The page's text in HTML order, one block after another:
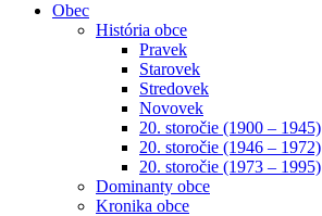
Obec
História obce
Pravek
Starovek
Stredovek
Novovek
20. storočie (1900 – 1945)
20. storočie (1946 – 1972)
20. storočie (1973 – 1995)
Dominanty obce
Kronika obce